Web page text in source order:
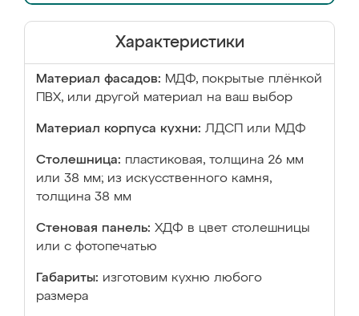
Характеристики
Материал фасадов: МДФ, покрытые плёнкой
ПВХ, или другой материал на ваш выбор
Материал корпуса кухни: ЛДСП или МДФ
Столешница: пластиковая, толщина 26 мм
или 38 мм; из искусственного камня,
толщина 38 мм
Стеновая панель: ХДФ в цвет столешницы
или с фотопечатью
Габариты: изготовим кухню любого
размера